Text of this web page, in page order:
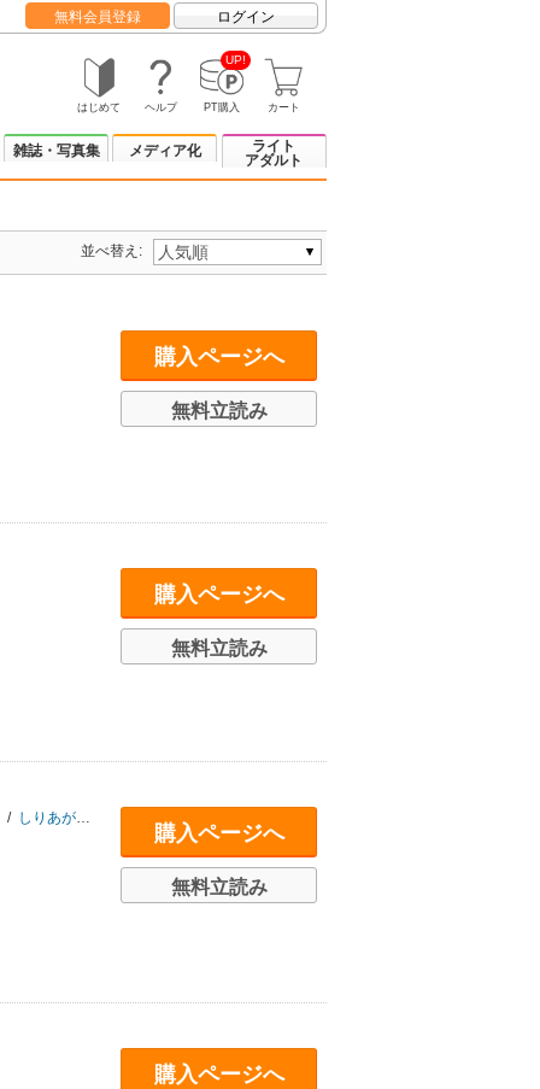
無料会員登録 ログイン
はじめて ヘルプ
UP!
PT購入 カート
雑誌・写真集 メディア化
ライト
アダルト
並べ替え:
購入ページへ
無料立読み
購入ページへ
無料立読み
/ しりあがり寿 高野文子
購入ページへ
無料立読み
購入ページへ